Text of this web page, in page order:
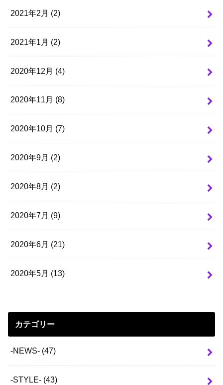
2021年2月 (2)
2021年1月 (2)
2020年12月 (4)
2020年11月 (8)
2020年10月 (7)
2020年9月 (2)
2020年8月 (2)
2020年7月 (9)
2020年6月 (21)
2020年5月 (13)
カテゴリー
-NEWS- (47)
-STYLE- (43)